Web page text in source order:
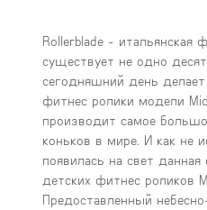
Rollerblade - итальянская
существует не одно
сегодняшний день
фитнес ролики модели
производит самое
коньков в мире. И как не
появилась на свет данная
детских фитнес роликов
Предоставленный